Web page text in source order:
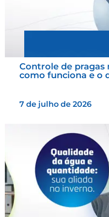
Controle de pragas
como funciona e o
7 de julho de 2026